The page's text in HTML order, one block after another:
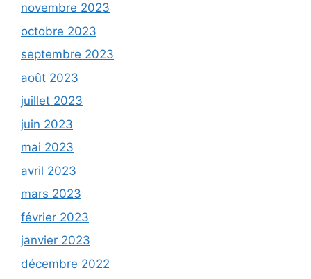
novembre 2023
octobre 2023
septembre 2023
août 2023
juillet 2023
juin 2023
mai 2023
avril 2023
mars 2023
février 2023
janvier 2023
décembre 2022